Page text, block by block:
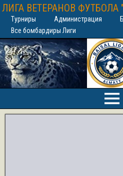
ЛИГА ВЕТЕРАНОВ ФУТБОЛА
Турниры Администрация
Все бомбардиры Лиги